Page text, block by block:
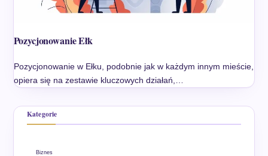
Pozycjonowanie Ełk
Pozycjonowanie w Ełku, podobnie jak w każdym innym mieście,
opiera się na zestawie kluczowych działań,…
Kategorie
Biznes